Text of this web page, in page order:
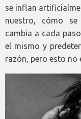
se inflan
nuestro, cómo
cambia a cada
el mismo y
razón, pero esto no